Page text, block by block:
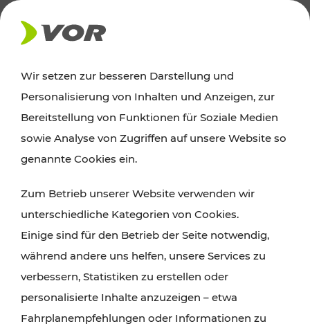
AKTUELLES
Ausflugstipps
Wien, Niederösterreich und das Burgenland
Wanderungen, Kultur und Gastronomie,
Radtouren oder purer Naturgenuss – viele
Attraktionen sind mit den Ticket- und Fahrplan-
Angeboten des VOR gut und schnell erreichbar.
Wir setzen zur besseren Darstellung und
Personalisierung von Inhalten und Anzeigen, zur
Bereitstellung von Funktionen für Soziale Medien
sowie Analyse von Zugriffen auf unsere Website so
genannte Cookies ein.
Zum Betrieb unserer Website verwenden wir
unterschiedliche Kategorien von Cookies.
Einige sind für den Betrieb der Seite notwendig,
während andere uns helfen, unsere Services zu
verbessern, Statistiken zu erstellen oder
personalisierte Inhalte anzuzeigen – etwa
Fahrplanempfehlungen oder Informationen zu